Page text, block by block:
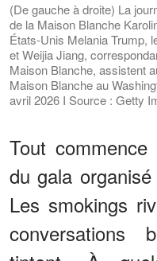
(De gauche à droite) La
de la Maison Blanche
États-Unis Melania Trump,
et Weijia Jiang,
Maison Blanche, assistent
Maison Blanche au
avril 2026 I Source : Getty
Tout
du gala
Les smokings
conversations